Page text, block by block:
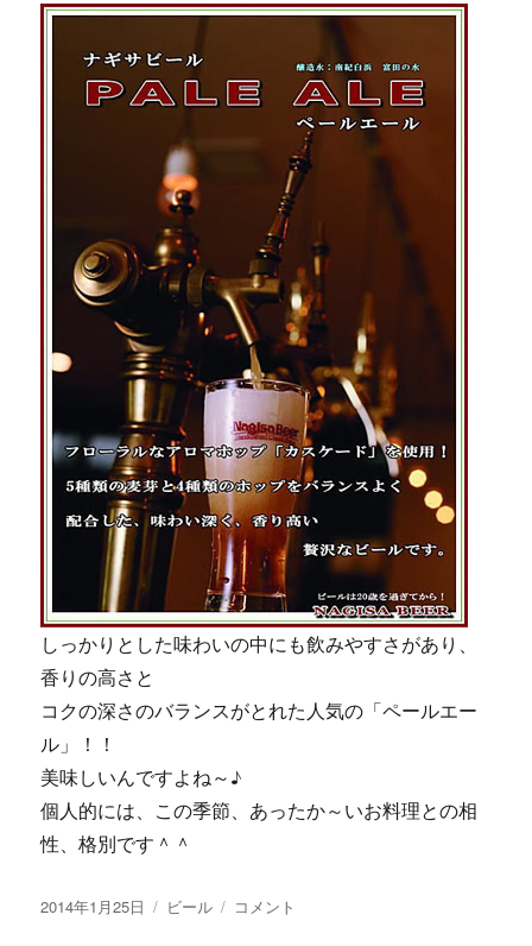
しっかりとした味わいの中にも飲みやすさがあり、
香りの高さと
コクの深さのバランスがとれた人気の「ペールエー
ル」！！
美味しいんですよね～♪
個人的には、この季節、あったか～いお料理との相
性、格別です＾＾
投
2014年1月25日
カ
ビール
【画
コメント